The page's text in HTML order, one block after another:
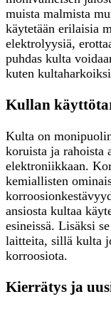
muista malmista
käytetään erilaisia
elektrolyysiä,
puhdas kulta
kuten
Kullan
Kulta on
koruista ja rahoista
elektroniikkaan.
kemiallisten
ansiosta kultaa
esineissä. Lisäksi
laitteita, sillä kulta
korroosiota.
Kierrätys ja